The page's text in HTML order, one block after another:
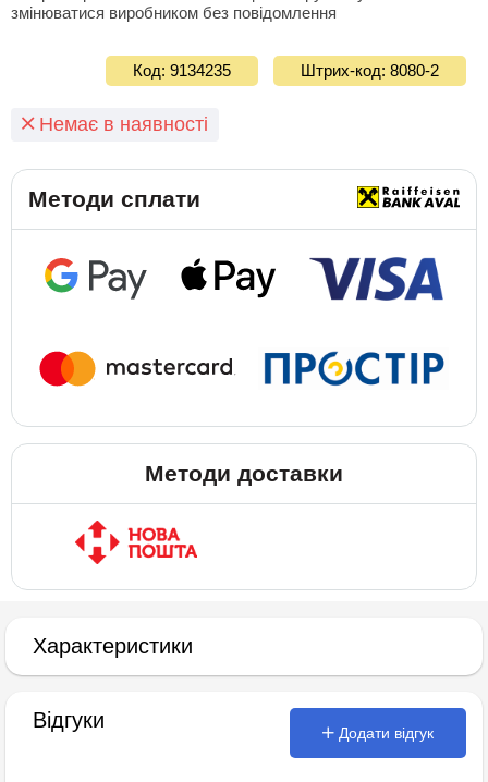
змінюватися виробником без повідомлення
Код: 9134235 Штрих-код: 8080-2
Немає в наявності
Методи сплати
Методи доставки
Характеристики
Відгуки
Додати відгук